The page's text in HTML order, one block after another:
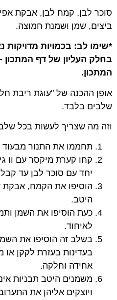
סוכר לבן, קמח לבן, אבקת
ביצים, שמן ושמנת חמוצה.
*שימו לב: בכמויות
בחלק העליון של דף המתכון
המתכון.
שלבים בלבד.
וזה מה שצריך לעשות בכל
תחממו את התנור מבעוד מועד ל-
קחו קערת מיקסר עם וו
יחד עם סוכר לבן עד
הוסיפו את הקמח, אבקת
היטב.
כעת הוסיפו את השמן
לאיחוד.
בשלב זה הוסיפו את
בעדינות בעזרת לקקן
אחידה וחלקה.
משמנים היטב תבניות
ויוצקים אליהן את